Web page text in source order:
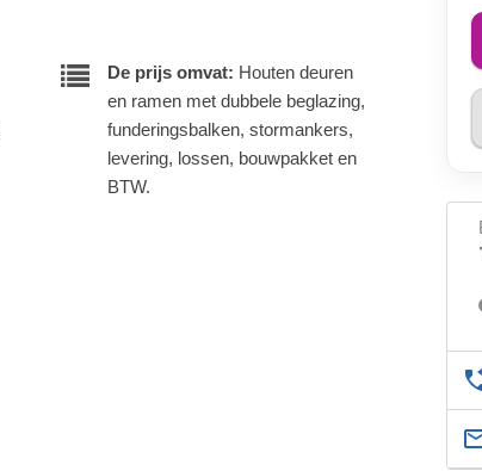
De prijs omvat: Houten deuren
en ramen met dubbele beglazing,
funderingsbalken, stormankers,
levering, lossen, bouwpakket en
BTW.